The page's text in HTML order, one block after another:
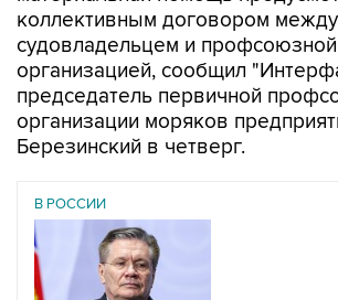
коллективным договором между
судовладельцем и профсоюзной
организацией, сообщил
председатель первичной
организации моряков
Березинский в четверг.
В РОССИИ